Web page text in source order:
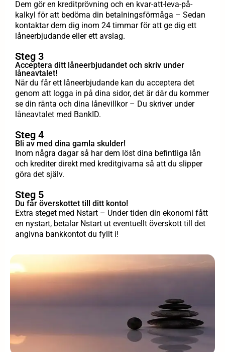
Dem gör en kreditprövning och en kvar-att-leva-på-
kalkyl för att bedöma din betalningsförmåga – Sedan
kontaktar dem dig inom 24 timmar för att ge dig ett
låneerbjudande eller ett avslag.
Steg 3
Acceptera ditt låneerbjudandet och skriv under
låneavtalet!
När du får ett låneerbjudande kan du acceptera det
genom att logga in på dina sidor, det är där du kommer
se din ränta och dina lånevillkor – Du skriver under
låneavtalet med BankID.
Steg 4
Bli av med dina gamla skulder!
Inom några dagar så har dem löst dina befintliga lån
och krediter direkt med kreditgivarna så att du slipper
göra det själv.
Steg 5
Du får överskottet till ditt konto!
Extra steget med Nstart – Under tiden din ekonomi fått
en nystart, betalar Nstart ut eventuellt överskott till det
angivna bankkontot du fyllt i!